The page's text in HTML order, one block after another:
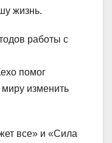
жизнь.
работы с
помог
изменить
все» и «Сила